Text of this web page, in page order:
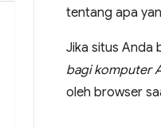
tentang apa
Jika situs Anda
bagi komputer
oleh browser